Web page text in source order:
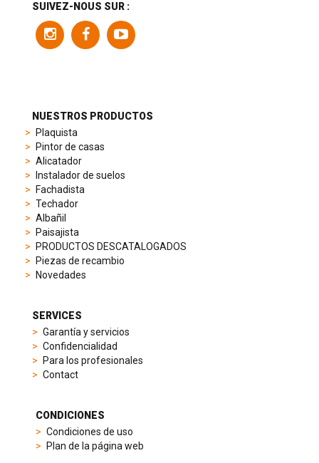
sporty
chronographs
elegant
watches.
model
chosen
timeless
recreated
measurements
SUIVEZ-NOUS SUR :
NUESTROS PRODUCTOS
Plaquista
Pintor de casas
Alicatador
Instalador de suelos
Fachadista
Techador
Albañil
Paisajista
PRODUCTOS DESCATALOGADOS
Piezas de recambio
Novedades
SERVICES
Garantía y servicios
Confidencialidad
Para los profesionales
Contact
CONDICIONES
Condiciones de uso
Plan de la página web